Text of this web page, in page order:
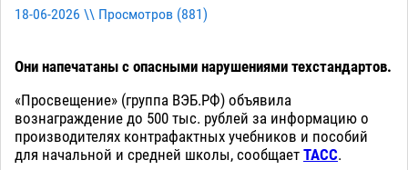
18-06-2026 \\ Просмотров (881)
Они напечатаны с опасными нарушениями техстандартов.
«Просвещение» (группа ВЭБ.РФ) объявила
вознаграждение до 500 тыс. рублей за информацию о
производителях контрафактных учебников и пособий
для начальной и средней школы, сообщает ТАСС.